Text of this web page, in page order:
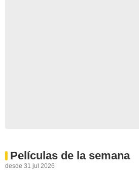
Películas de la semana
desde 31 jul 2026